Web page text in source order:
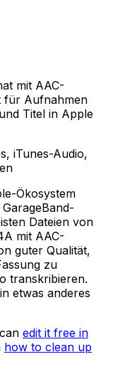
mit AAC-
für Aufnahmen
Titel in Apple
iTunes-Audio,
Ökosystem
Dateien von
mit AAC-
guter Qualität,
zu
transkribieren.
etwas anderes
edit it free in
how to clean up